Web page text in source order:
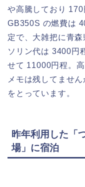
や高騰しており
GB350S の燃費は
定で、大雑把に青
ソリン代は 3400円
せて 11000円程。
メモは残してませ
をとっています。
昨年利用した「
場」に宿泊